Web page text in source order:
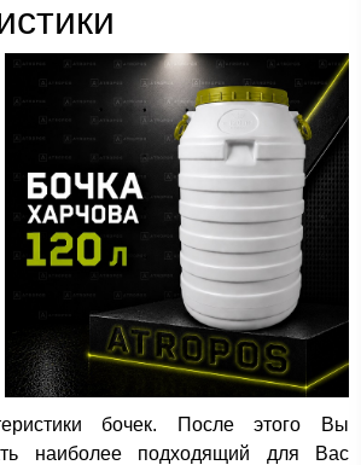
бочек. После этого Вы
наиболее подходящий для Вас